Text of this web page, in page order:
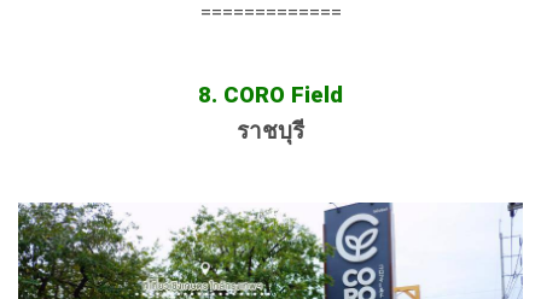
=============
8. CORO Field
ราชบุรี